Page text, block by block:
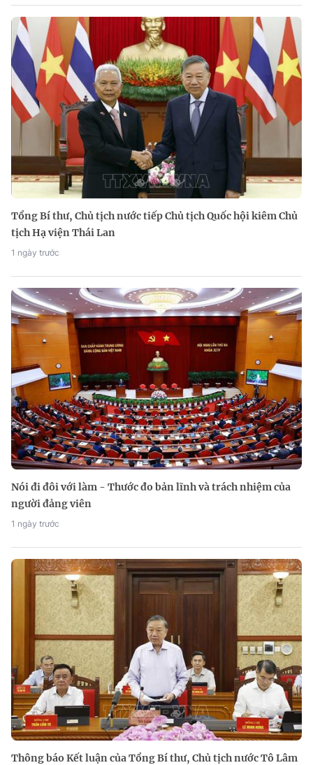
Tổng Bí thư, Chủ tịch nước tiếp Chủ tịch Quốc hội kiêm Chủ
tịch Hạ viện Thái Lan
1 ngày trước
Nói đi đôi với làm - Thước đo bản lĩnh và trách nhiệm của
người đảng viên
1 ngày trước
Thông báo Kết luận của Tổng Bí thư, Chủ tịch nước Tô Lâm